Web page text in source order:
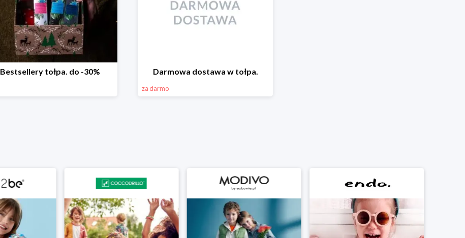
Bestsellery tołpa. do -30% Darmowa dostawa w tołpa.
za darmo